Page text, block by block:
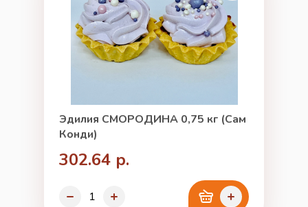
Эдилия СМОРОДИНА 0,75 кг (Сам
Конди)
302.64 р.